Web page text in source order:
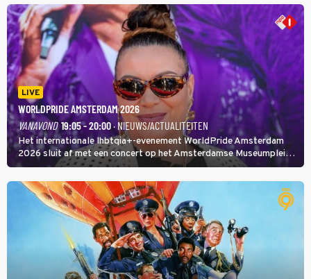
LIVE
WORLDPRIDE AMSTERDAM 2026
VANAVOND 19:05 - 20:00· NIEUWS/ACTUALITEITEN
Het internationale lhbtqia+-evenement WorldPride Amsterdam
2026 sluit af met een concert op het Amsterdamse Museumplein.
Anita Doth is een van de optredende artiesten. In de jaren 90
veroverde ze de wereld als zangeres van 2Unlimited.